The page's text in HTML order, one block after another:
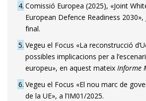
4 Comissió Europea (2025), «Joint
European Defence Readiness 2030»,
final.
5 Vegeu el Focus «La reconstrucció
possibles implicacions per a
europeu», en aquest mateix Informe
6 Vegeu el Focus «El nou marc de
de la UE», a l’IM01/2025.